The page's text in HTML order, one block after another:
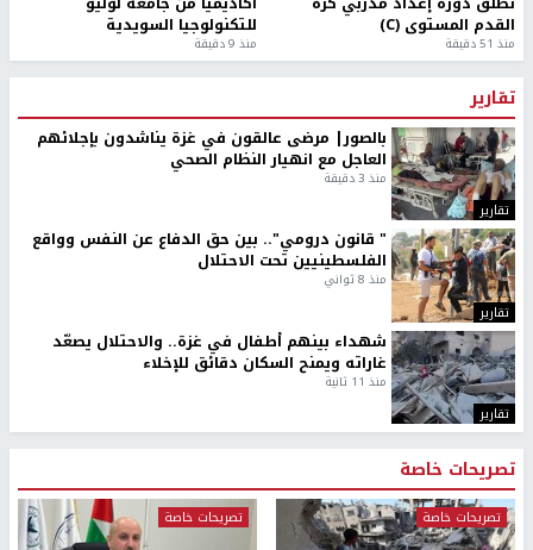
القدم المستوى (C)
منذ 51 دقيقة
للتكنولوجيا السويدية
منذ 9 دقيقة
تقارير
تقارير
بالصور| مرضى عالقون في غزة يناشدون بإجلائهم
العاجل مع انهيار النظام الصحي
منذ 3 دقيقة
تقارير
" قانون درومي".. بين حق الدفاع عن النفس وواقع
الفلسطينيين تحت الاحتلال
منذ 8 ثواني
تقارير
شهداء بينهم أطفال في غزة.. والاحتلال يصعّد
غاراته ويمنح السكان دقائق للإخلاء
منذ 11 ثانية
تصريحات خاصة
تصريحات خاصة تصريحات خاصة